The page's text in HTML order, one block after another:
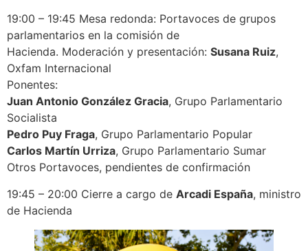
19:00 – 19:45 Mesa redonda: Portavoces de grupos
parlamentarios en la comisión de
Hacienda. Moderación y presentación: Susana Ruiz,
Oxfam Internacional
Ponentes:
Juan Antonio González Gracia, Grupo Parlamentario
Socialista
Pedro Puy Fraga, Grupo Parlamentario Popular
Carlos Martín Urriza, Grupo Parlamentario Sumar
Otros Portavoces, pendientes de confirmación
19:45 – 20:00 Cierre a cargo de Arcadi España, ministro
de Hacienda